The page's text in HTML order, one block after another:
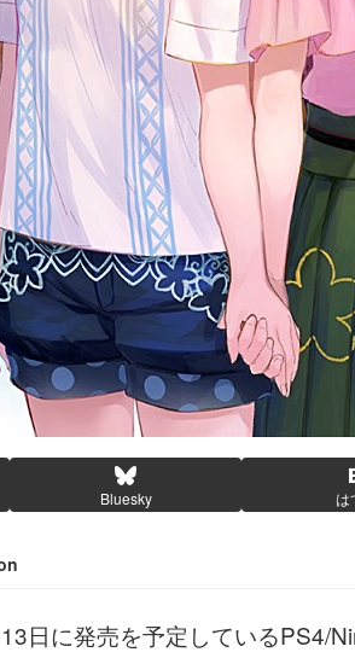
Bluesky は
日に発売を予定しているPS4/